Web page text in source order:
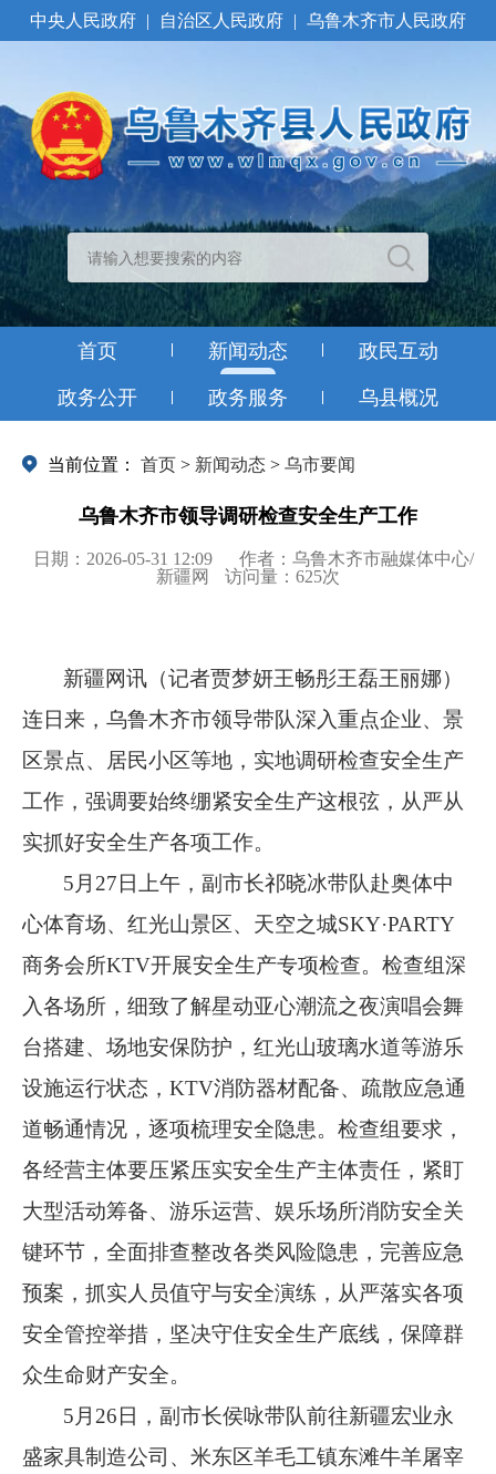
中央人民政府 | 自治区人民政府 | 乌鲁木齐市人民政府
首页 新闻动态 政民互动
政务公开 政务服务 乌县概况
当前位置： 首页 > 新闻动态 > 乌市要闻
乌鲁木齐市领导调研检查安全生产工作
日期：2026-05-31 12:09
作者：乌鲁木齐市融媒体中心/
新疆网
访问量： 625次
新疆网讯（记者贾梦妍王畅彤王磊王丽娜）
连日来，乌鲁木齐市领导带队深入重点企业、景
区景点、居民小区等地，实地调研检查安全生产
工作，强调要始终绷紧安全生产这根弦，从严从
实抓好安全生产各项工作。
5月27日上午，副市长祁晓冰带队赴奥体中
心体育场、红光山景区、天空之城SKY·PARTY
商务会所KTV开展安全生产专项检查。检查组深
入各场所，细致了解星动亚心潮流之夜演唱会舞
台搭建、场地安保防护，红光山玻璃水道等游乐
设施运行状态，KTV消防器材配备、疏散应急通
道畅通情况，逐项梳理安全隐患。检查组要求，
各经营主体要压紧压实安全生产主体责任，紧盯
大型活动筹备、游乐运营、娱乐场所消防安全关
键环节，全面排查整改各类风险隐患，完善应急
预案，抓实人员值守与安全演练，从严落实各项
安全管控举措，坚决守住安全生产底线，保障群
众生命财产安全。
5月26日，副市长侯咏带队前往新疆宏业永
盛家具制造公司、米东区羊毛工镇东滩牛羊屠宰